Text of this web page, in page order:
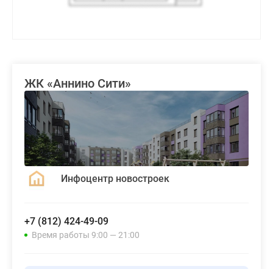
ЖК «Аннино Сити»
Инфоцентр новостроек
+7 (812) 424-49-09
Время работы 9:00 — 21:00